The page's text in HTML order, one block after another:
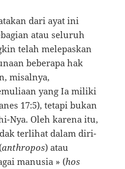
dari ayat ini
atau seluruh
telah melepaskan
beberapa hak
misalnya,
yang Ia miliki
17:5), tetapi bukan
Nya. Oleh karena itu,
terlihat dalam diri-
anthropos) atau
manusia » (hos